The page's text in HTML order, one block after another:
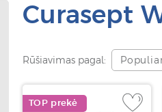
Curasept
Rūšiavimas pagal:
TOP prekė